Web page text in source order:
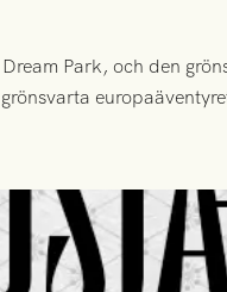
Park, och den